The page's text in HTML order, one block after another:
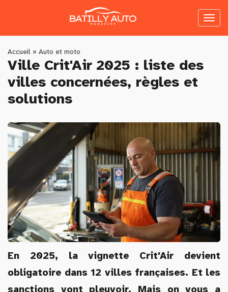
content
You
are
here
Accueil » Auto et moto
Ville Crit'Air 2025 : liste des
villes concernées, règles et
solutions
En 2025, la vignette Crit'Air devient
obligatoire dans 12 villes françaises. Et les
sanctions vont pleuvoir. Mais on vous a